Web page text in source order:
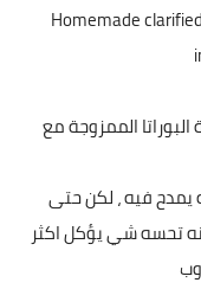
Homemade
الممزوجة مع
يمدح فيه ، لكن حتى
تحسه شي يؤكل اكثر